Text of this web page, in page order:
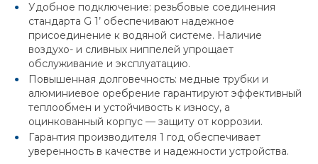
Удобное подключение: резьбовые соединения
стандарта G 1’ обеспечивают надежное
присоединение к водяной системе. Наличие
воздухо- и сливных ниппелей упрощает
обслуживание и эксплуатацию.
Повышенная долговечность: медные трубки и
алюминиевое оребрение гарантируют эффективный
теплообмен и устойчивость к износу, а
оцинкованный корпус — защиту от коррозии.
Гарантия производителя 1 год обеспечивает
уверенность в качестве и надежности устройства.